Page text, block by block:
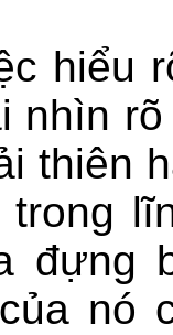
hiểu
nhìn
thiên
trong
đựng
nó